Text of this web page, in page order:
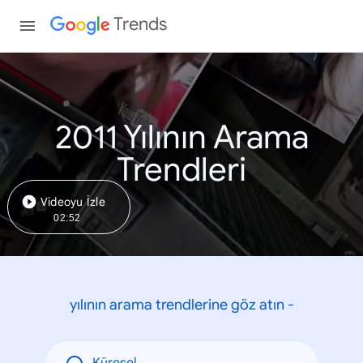
Trends
2011 Yılının Arama
Trendleri
Videoyu İzle
02:52
yılının arama trendlerine göz atın -